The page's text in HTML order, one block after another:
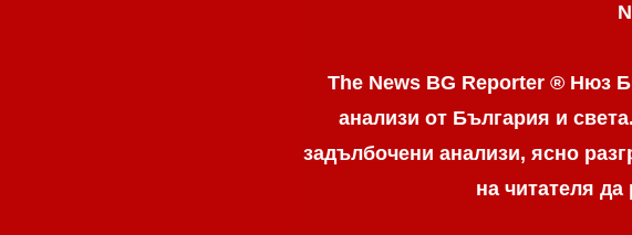
The News BG Reporter ® Нюз
анализи от България и
задълбочени анализи, ясно
на читателя да